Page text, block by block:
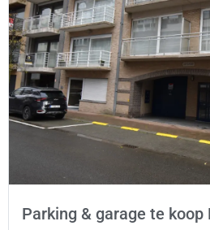
Parking & garage te koop